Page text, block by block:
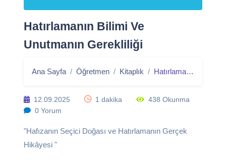
Hatırlamanın Bilimi Ve
Unutmanın Gerekliliği
Ana Sayfa Öğretmen Kitaplık Hatırlamanın Bilimi Ve Unutmanın Gerekliliği
12.09.2025 1 dakika
438 Okunma
0 Yorum
"Hafızanın Seçici Doğası ve Hatırlamanın Gerçek
Hikâyesi "